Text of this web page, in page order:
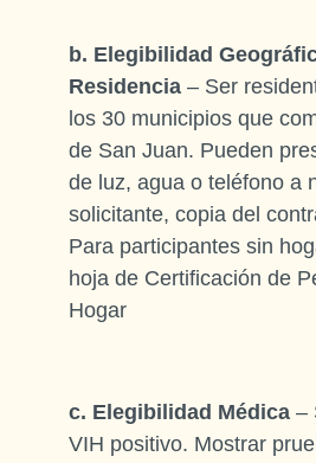
b. Elegibilidad
Residencia – Ser
los 30 municipios que
de San Juan. Pueden
de luz, agua o teléfono a
solicitante, copia del
Para participantes sin
hoja de Certificación de
Hogar
c. Elegibilidad Médica –
VIH positivo. Mostrar